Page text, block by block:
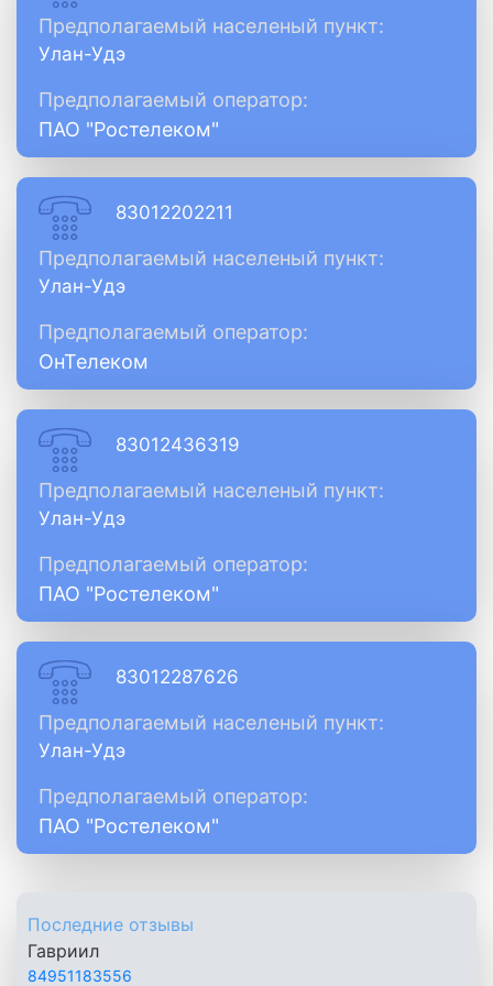
Предполагаемый населеный пункт:
Улан-Удэ
Предполагаемый оператор:
ПАО "Ростелеком"
83012202211
Предполагаемый населеный пункт:
Улан-Удэ
Предполагаемый оператор:
ОнТелеком
83012436319
Предполагаемый населеный пункт:
Улан-Удэ
Предполагаемый оператор:
ПАО "Ростелеком"
83012287626
Предполагаемый населеный пункт:
Улан-Удэ
Предполагаемый оператор:
ПАО "Ростелеком"
Последние отзывы
Гавриил
84951183556